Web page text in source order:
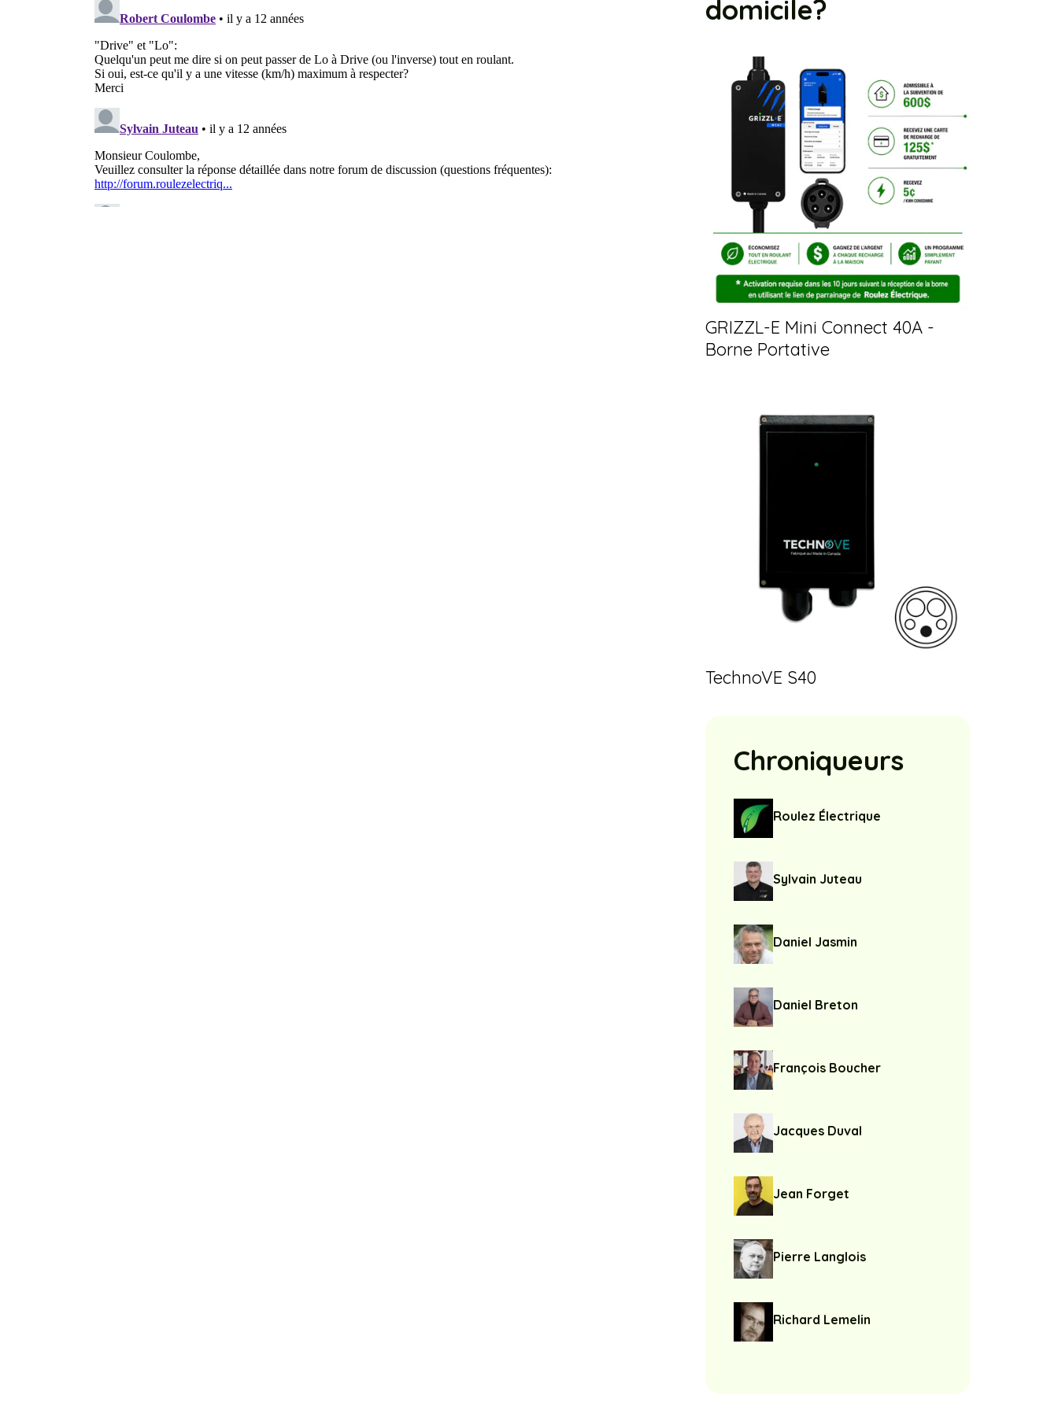
domicile?
GRIZZL-E Mini Connect 40A -
Borne Portative
TechnoVE S40
Chroniqueurs
Roulez Électrique
Sylvain Juteau
Daniel Jasmin
Daniel Breton
François Boucher
Jacques Duval
Jean Forget
Pierre Langlois
Richard Lemelin